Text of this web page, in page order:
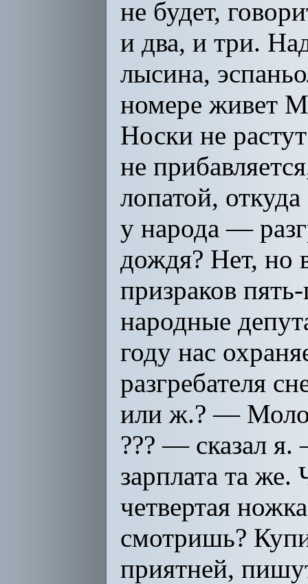
не будет,
и два, и три.
лысина,
номере живет
Носки не
не
лопатой,
у народа —
дождя? Нет, но
призраков
народные
году нас
разгребателя
или ж.? —
??? — сказал
зарплата та
четвертая
смотришь?
приятней,